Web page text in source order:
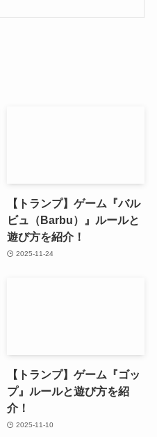
【トランプ】ゲーム『バル
ビュ（Barbu）』ルールと
遊び方を紹介！
2025-11-24
【トランプ】ゲーム『ゴッ
プ』ルールと遊び方を紹
介！
2025-11-10